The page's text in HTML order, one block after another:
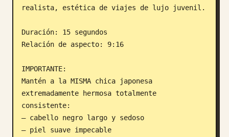
realista, estética de viajes de lujo juvenil.
Duración: 15 segundos
Relación de aspecto: 9:16
IMPORTANTE:
Mantén a la MISMA chica japonesa
extremadamente hermosa totalmente
consistente:
— cabello negro largo y sedoso
— piel suave impecable